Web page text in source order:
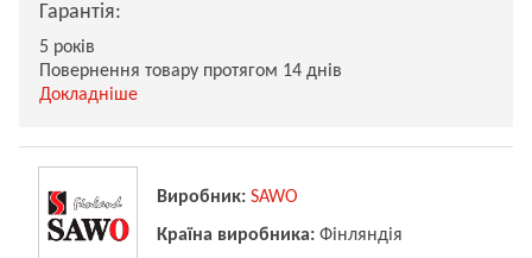
Гарантія:
5 років
Повернення товару протягом 14 днів
Докладніше
Виробник: SAWO
Країна виробника: Фінляндія